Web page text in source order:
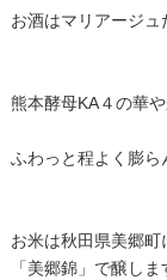
お酒はマリアージ
熊本酵母KA４の華
ふわっと程よく膨ら
お米は秋田県美郷
「美郷錦」で醸しま